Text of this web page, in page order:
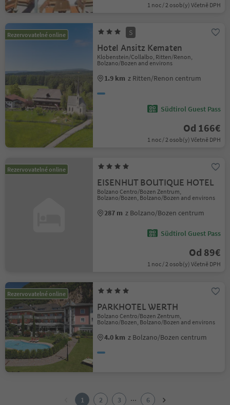
1 noc / 2 osob(y) Včetně DPH
Rezervovatelné online S
Hotel Ansitz Kematen
Klobenstein/Collalbo, Ritten/Renon,
Bolzano/Bozen and environs
1.9 km z Ritten/Renon centrum
Südtirol Guest Pass
Od 166€
1 noc / 2 osob(y) Včetně DPH
Rezervovatelné online
EISENHUT BOUTIQUE HOTEL
Bolzano Centro/Bozen Zentrum,
Bolzano/Bozen, Bolzano/Bozen and environs
287 m z Bolzano/Bozen centrum
Südtirol Guest Pass
Od 89€
1 noc / 2 osob(y) Včetně DPH
Rezervovatelné online
PARKHOTEL WERTH
Bolzano Centro/Bozen Zentrum,
Bolzano/Bozen, Bolzano/Bozen and environs
4.0 km z Bolzano/Bozen centrum
1 2 3 ...
6